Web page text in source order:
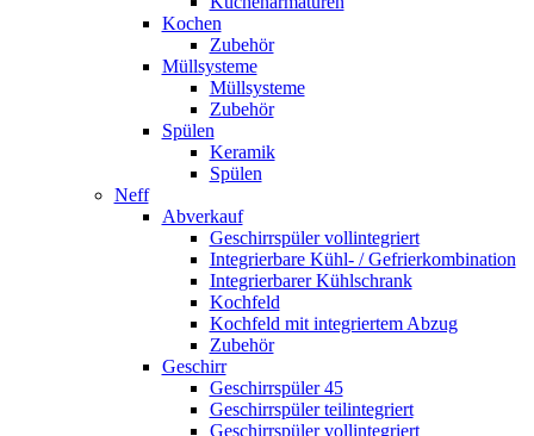
Kochen
Zubehör
Müllsysteme
Müllsysteme
Zubehör
Spülen
Keramik
Spülen
Neff
Abverkauf
Geschirrspüler vollintegriert
Integrierbare Kühl- / Gefrierkombination
Integrierbarer Kühlschrank
Kochfeld
Kochfeld mit integriertem Abzug
Zubehör
Geschirr
Geschirrspüler 45
Geschirrspüler teilintegriert
Geschirrspüler vollintegriert